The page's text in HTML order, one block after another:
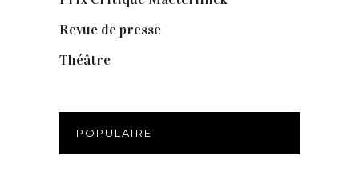
Revue de presse
Théâtre
POPULAIRE